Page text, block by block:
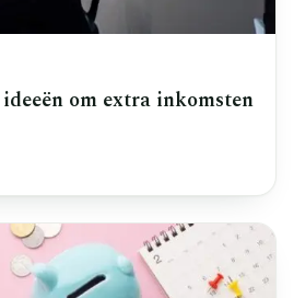
om extra inkomsten